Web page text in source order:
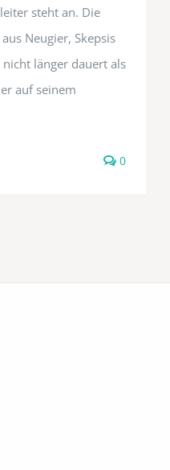
steht an. Die
Neugier, Skepsis
länger dauert als
auf seinem
0